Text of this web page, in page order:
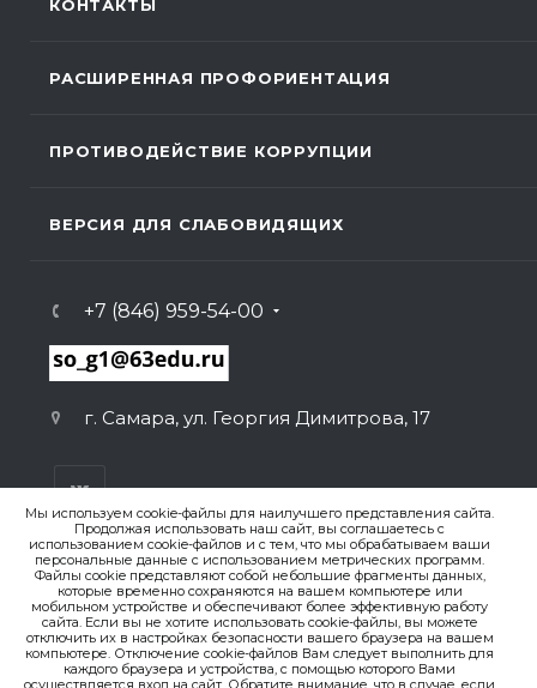
Мы используем cookie-файлы для наилучшего представления сайта.
Продолжая использовать наш сайт, вы соглашаетесь с
использованием cookie-файлов и с тем, что мы обрабатываем ваши
персональные данные с использованием метрических программ.
Файлы cookie представляют собой небольшие фрагменты данных,
которые временно сохраняются на вашем компьютере или
мобильном устройстве и обеспечивают более эффективную работу
сайта. Если вы не хотите использовать cookie-файлы, вы можете
отключить их в настройках безопасности вашего браузера на вашем
компьютере. Отключение cookie-файлов Вам следует выполнить для
каждого браузера и устройства, с помощью которого Вами
осуществляется вход на сайт. Обратите внимание, что в случае, если
КОНТАКТЫ
РАСШИРЕННАЯ ПРОФОРИЕНТАЦИЯ
ПРОТИВОДЕЙСТВИЕ КОРРУПЦИИ
ВЕРСИЯ ДЛЯ СЛАБОВИДЯЩИХ
+7 (846) 959-54-00
г. Самара, ул. Георгия Димитрова, 17
ВЕРСИЯ ДЛЯ ПЕЧАТИ
ПОЛИТИКА КОНФИДЕНЦИАЛЬНОСТИ
© 2007-2026. , ГБОУ СО «Гимназия № 1 (Базовая школа
РАН)»